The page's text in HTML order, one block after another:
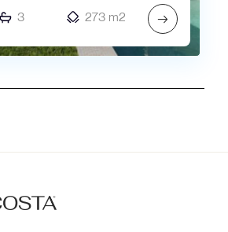
3 273 m2 →